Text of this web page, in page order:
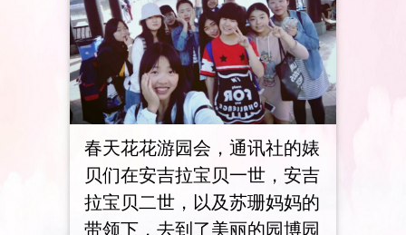
春天花花游园会，通讯社的婊
贝们在安吉拉宝贝一世，安吉
拉宝贝二世，以及苏珊妈妈的
带领下，去到了美丽的园博园